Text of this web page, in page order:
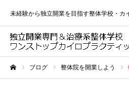
未経験から独立開業を目指す整体学校・カ
ブログ 整体院を開業しよう